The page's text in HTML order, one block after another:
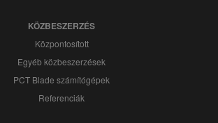
KÖZBESZERZÉS
Központosított
Egyéb közbeszerzések
PCT Blade számítógépek
Referenciák